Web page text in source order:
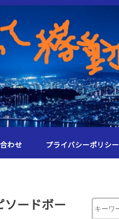
わせ プライバシーポリシー
ソードボー